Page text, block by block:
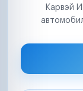
Карвэй